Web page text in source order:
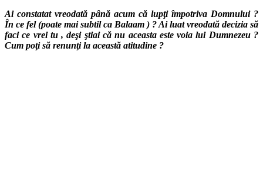
Ai constatat vreodată până acum că lupţi împotriva Domnului ?
În ce fel (poate mai subtil ca Balaam ) ? Ai luat vreodată decizia să
faci ce vrei tu , deşi ştiai că nu aceasta este voia lui Dumnezeu ?
Cum poţi să renunţi la această atitudine ?